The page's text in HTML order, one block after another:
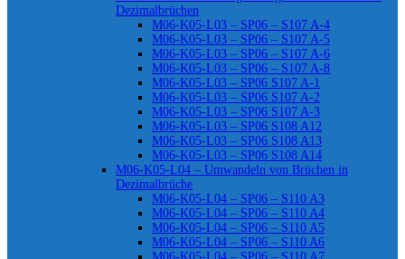
Dezimalbrüchen
M06-K05-L03 – SP06 – S107 A-4
M06-K05-L03 – SP06 – S107 A-5
M06-K05-L03 – SP06 – S107 A-6
M06-K05-L03 – SP06 – S107 A-8
M06-K05-L03 – SP06 S107 A-1
M06-K05-L03 – SP06 S107 A-2
M06-K05-L03 – SP06 S107 A-3
M06-K05-L03 – SP06 S108 A12
M06-K05-L03 – SP06 S108 A13
M06-K05-L03 – SP06 S108 A14
M06-K05-L04 – Umwandeln von Brüchen in
Dezimalbrüche
M06-K05-L04 – SP06 – S110 A3
M06-K05-L04 – SP06 – S110 A4
M06-K05-L04 – SP06 – S110 A5
M06-K05-L04 – SP06 – S110 A6